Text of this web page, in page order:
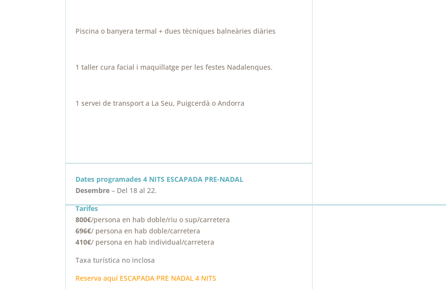
Piscina o banyera termal + dues tècniques balneàries diàries
1 taller cura facial i maquillatge per les festes Nadalenques.
1 servei de transport a La Seu, Puigcerdà o Andorra
Dates programades 4 NITS ESCAPADA PRE-NADAL
Desembre – Del 18 al 22.
Tarifes
800€/persona en hab doble/riu o sup/carretera
696€/ persona en hab doble/carretera
410€/ persona en hab individual/carretera
Taxa turística no inclosa
Reserva aquí ESCAPADA PRE NADAL 4 NITS